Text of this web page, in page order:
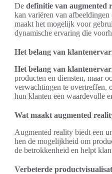
De definitie van augmented
kan variëren van
maakt het mogelijk voor
dynamische ervaring die
Het belang van
Het belang van
producten en diensten, maar
verwachtingen te overtreffen,
hun klanten een waardevolle
Wat maakt augmented
Augmented reality biedt een
hen de mogelijkheid om
de betrokkenheid en helpt
Verbeterde